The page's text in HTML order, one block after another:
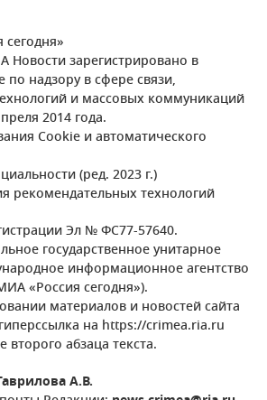
Новости зарегистрировано в
по надзору в сфере связи,
и массовых коммуникаций
2014 года.
Cookie и автоматического
(ред. 2023 г.)
рекомендательных технологий
Эл № ФС77-57640.
государственное унитарное
информационное агентство
«Россия сегодня»).
материалов и новостей сайта
на https://crimea.ria.ru
второго абзаца текста.
А.В.